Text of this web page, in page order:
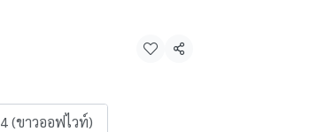
แชร์
4 (ขาวออฟไวท์)